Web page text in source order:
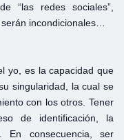
“las redes sociales”,
incondicionales…
yo, es la capacidad que
singularidad, la cual se
con los otros. Tener
de identificación, la
En consecuencia, ser